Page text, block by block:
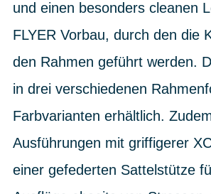
und einen besonders cleanen
FLYER Vorbau, durch den die
den Rahmen geführt werden.
in drei verschiedenen
Farbvarianten erhältlich.
Ausführungen mit griffigerer
einer gefederten Sattelstütze